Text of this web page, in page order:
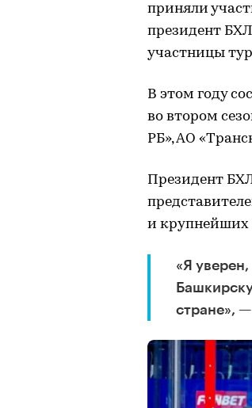
приняли
президент
участницы
В этом году
во втором
РБ», АО
Президент
и крупнейших
«Я
стране»,